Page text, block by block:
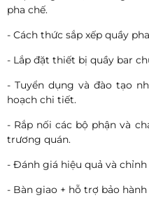
pha chế.
- Cách thức sắp xếp quầy
- Lắp đặt thiết bị quầy bar
- Tuyển dụng và đào tạo
hoạch chi tiết.
- Rắp nối các bộ phận và
trương quán.
- Đánh giá hiệu quả và
- Bàn giao + hỗ trợ bảo